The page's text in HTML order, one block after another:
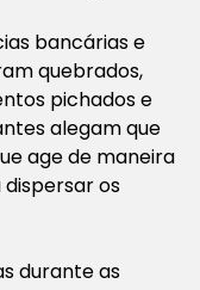
bancárias e
quebrados,
pichados e
alegam que
age de maneira
os
durante as